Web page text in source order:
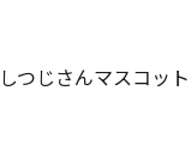
じさんマスコッ